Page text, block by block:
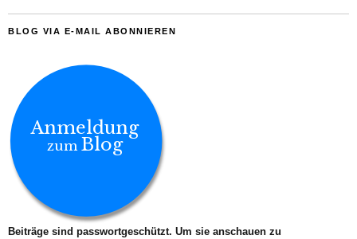
BLOG VIA E-MAIL ABONNIEREN
Anmeldung
zum Blog
Beiträge sind passwortgeschützt. Um sie anschauen zu